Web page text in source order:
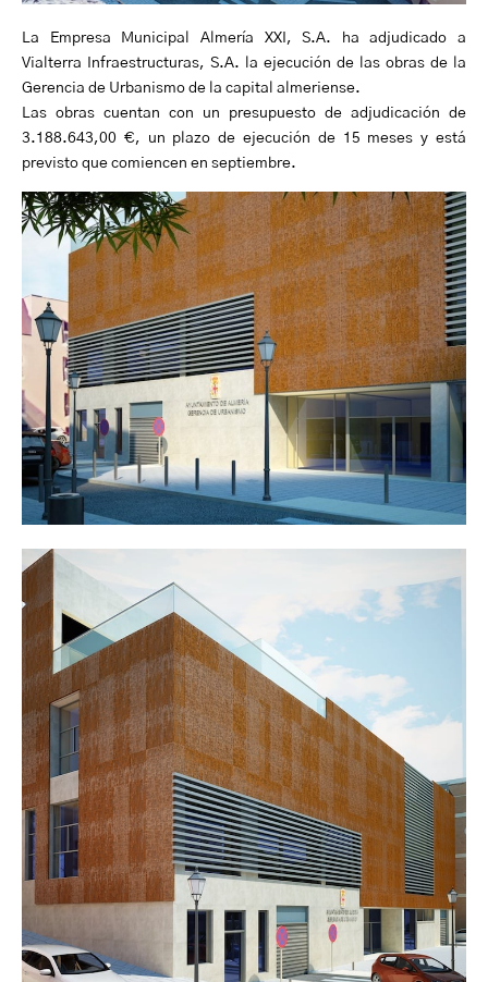
La Empresa Municipal Almería XXI, S.A. ha adjudicado a
Vialterra Infraestructuras, S.A. la ejecución de las obras de la
Gerencia de Urbanismo de la capital almeriense.
Las obras cuentan con un presupuesto de adjudicación de
3.188.643,00 €, un plazo de ejecución de 15 meses y está
previsto que comiencen en septiembre.